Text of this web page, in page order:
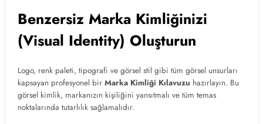
Benzersiz Marka Kimliğinizi
(Visual Identity) Oluşturun
Logo, renk paleti, tipografi ve görsel stil gibi tüm görsel unsurları
kapsayan profesyonel bir Marka Kimliği Kılavuzu hazırlayın. Bu
görsel kimlik, markanızın kişiliğini yansıtmalı ve tüm temas
noktalarında tutarlılık sağlamalıdır.